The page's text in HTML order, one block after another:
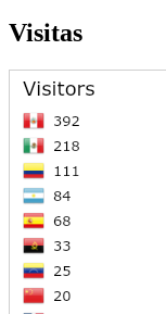
Visitas